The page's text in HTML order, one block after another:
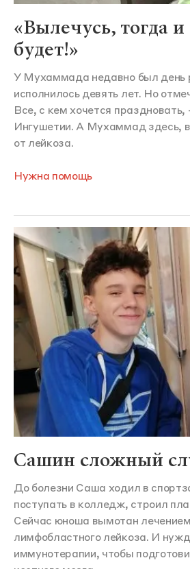
«Вылечусь, тогда
будет!»
У Мухаммада недавно был день
исполнилось девять лет. Но
Все, с кем хочется
Ингушетии. А Мухаммад здесь,
от лейкоза.
Нужна помощь
Сашин сложный
До болезни Саша ходил в
поступать в колледж, строил
Сейчас юноша вымотан лечением
лимфобластного лейкоза. И
иммунотерапии, чтобы